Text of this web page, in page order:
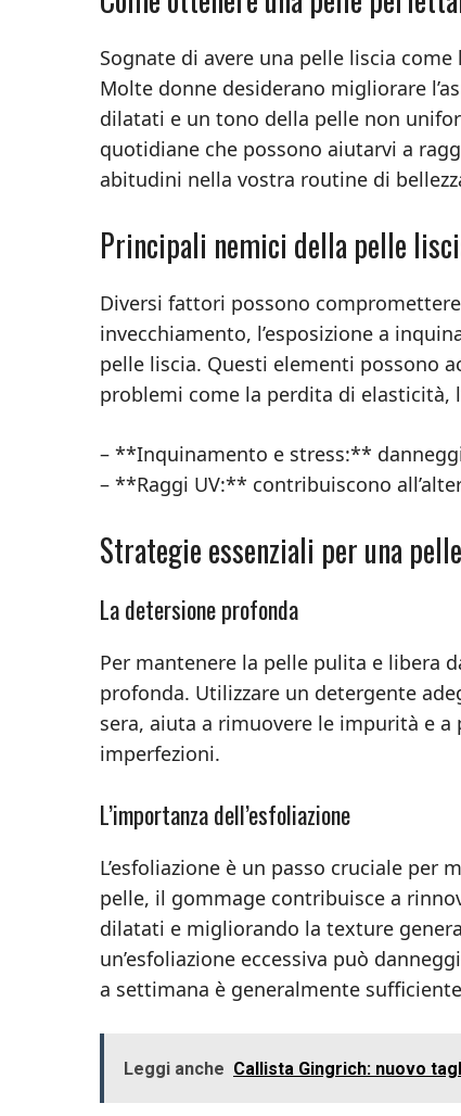
Sognate di avere una pelle liscia
Molte donne desiderano migliorare
dilatati e un tono della pelle non
quotidiane che possono aiutarvi a
abitudini nella vostra routine di
Principali nemici della pelle
Diversi fattori possono
invecchiamento, l’esposizione a
pelle liscia. Questi elementi possono
problemi come la perdita di elasticità,
– **Inquinamento e stress:**
– **Raggi UV:** contribuiscono
Strategie essenziali per una
La detersione profonda
Per mantenere la pelle pulita e libera
profonda. Utilizzare un detergente
sera, aiuta a rimuovere le impurità e a
imperfezioni.
L’importanza dell’esfoliazione
L’esfoliazione è un passo cruciale
pelle, il gommage contribuisce a
dilatati e migliorando la texture
un’esfoliazione eccessiva può
a settimana è generalmente
Leggi anche Callista Gingrich: nuovo